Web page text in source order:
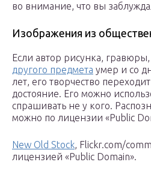
во внимание, что вы
Изображения из
Если автор рисунка, гравюры,
другого предмета умер и со
лет, его творчество
достояние. Его можно
спрашивать не у кого.
можно по лицензии «Public
New Old Stock, Flickr.com/
лицензией «Public Domain».